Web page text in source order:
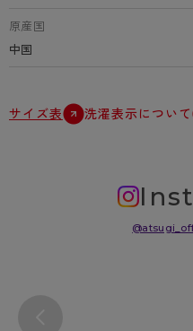
原産国
中国
サイズ表 洗濯表示について